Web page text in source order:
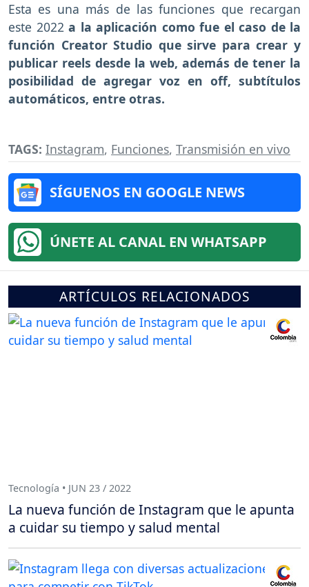
Esta es una más de las funciones que recargan
este 2022 a la aplicación como fue el caso de la
función Creator Studio que sirve para crear y
publicar reels desde la web, además de tener la
posibilidad de agregar voz en off, subtítulos
automáticos, entre otras.
TAGS: Instagram, Funciones, Transmisión en vivo
SÍGUENOS EN GOOGLE NEWS
ÚNETE AL CANAL EN WHATSAPP
ARTÍCULOS RELACIONADOS
Tecnología • JUN 23 / 2022
La nueva función de Instagram que le apunta
a cuidar su tiempo y salud mental